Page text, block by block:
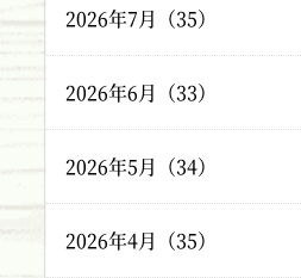
2026年7月（35）
2026年6月（33）
2026年5月（34）
2026年4月（35）